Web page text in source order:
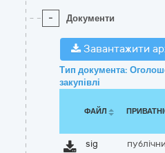
- Документи
Завантажити
Тип документа:
закупівлі
ФАЙЛ
sig